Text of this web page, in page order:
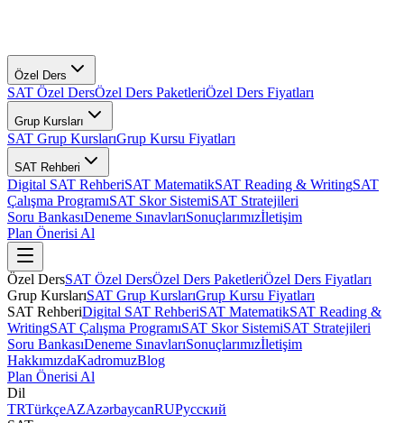
Özel Ders
SAT Özel DersÖzel Ders PaketleriÖzel Ders Fiyatları
Grup Kursları
SAT Grup KurslarıGrup Kursu Fiyatları
SAT Rehberi
Digital SAT RehberiSAT MatematikSAT Reading & WritingSAT
Çalışma ProgramıSAT Skor SistemiSAT Stratejileri
Soru BankasıDeneme SınavlarıSonuçlarımızİletişim
Plan Önerisi Al
Özel DersSAT Özel DersÖzel Ders PaketleriÖzel Ders Fiyatları
Grup KurslarıSAT Grup KurslarıGrup Kursu Fiyatları
SAT RehberiDigital SAT RehberiSAT MatematikSAT Reading &
WritingSAT Çalışma ProgramıSAT Skor SistemiSAT Stratejileri
Soru BankasıDeneme SınavlarıSonuçlarımızİletişim
HakkımızdaKadromuzBlog
Plan Önerisi Al
Dil
TRTürkçeAZAzərbaycanRUРусский